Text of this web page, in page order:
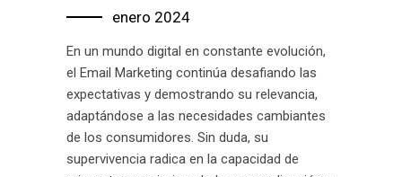
enero 2024
En un mundo digital en constante evolución,
el Email Marketing continúa desafiando las
expectativas y demostrando su relevancia,
adaptándose a las necesidades cambiantes
de los consumidores. Sin duda, su
supervivencia radica en la capacidad de